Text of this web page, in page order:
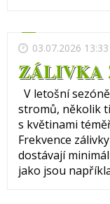
03.07.2026 13:33
ZÁLIVKA
V letošní
stromů, několik
s květinami
Frekvence
dostávají
jako jsou